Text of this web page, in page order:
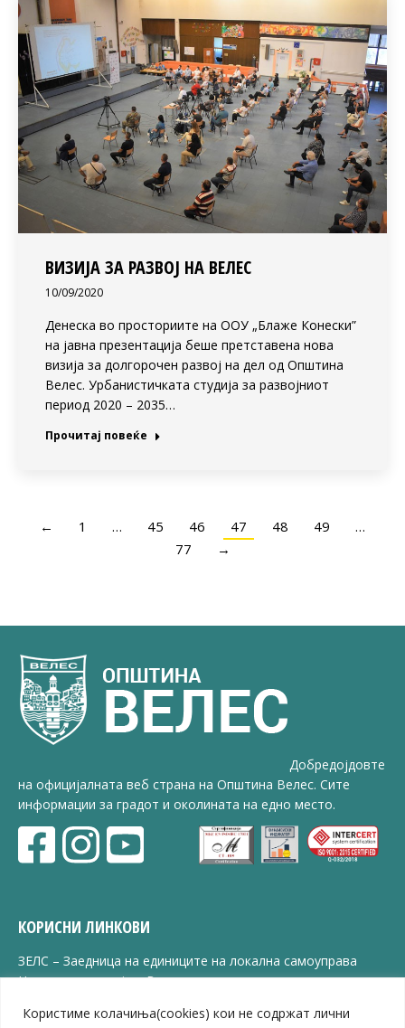
Користиме колачиња(cookies) кои не содржат лични
ВИЗИЈА ЗА РАЗВОЈ НА ВЕЛЕС
10/09/2020
Денеска во просториите на ООУ „Блаже Конески”
на јавна презентација беше претставена нова
визија за долгорочен развој на дел од Општина
Велес. Урбанистичката студија за развојниот
период 2020 – 2035…
Прочитај повеќе
← 1 … 45 46 47 48 49
…
77
→
Добредојдовте
на официјалната веб страна на Општина Велес. Сите
информации за градот и околината на едно место.
КОРИСНИ ЛИНКОВИ
ЗЕЛС – Заедница на единиците на локална самоуправа
Центар за развој на Вардарски плански регион
ЈПССО „Парк – спорт и паркинзи“